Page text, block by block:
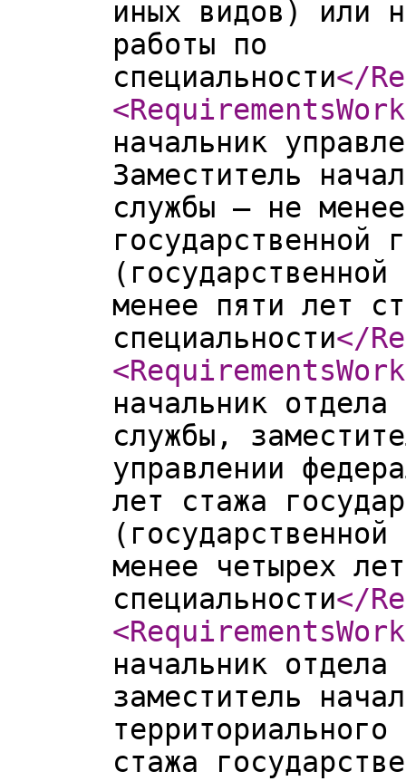
иных видов) или
работы по
специальности</
начальник
Заместитель
службы – не
государственной
менее пяти лет
специальности</
начальник
службы,
управлении
лет стажа
менее четырех
специальности</
начальник
заместитель
стажа